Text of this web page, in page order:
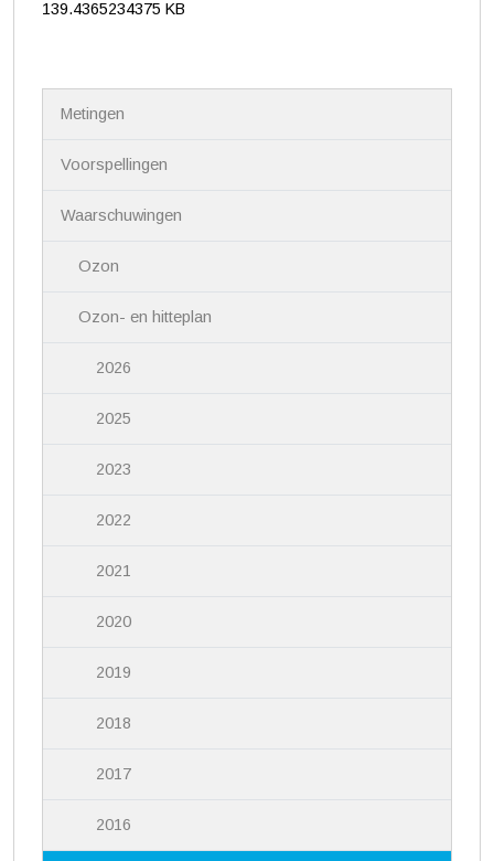
139.4365234375 KB
Metingen
Voorspellingen
Waarschuwingen
Ozon
Ozon- en hitteplan
2026
2025
2023
2022
2021
2020
2019
2018
2017
2016